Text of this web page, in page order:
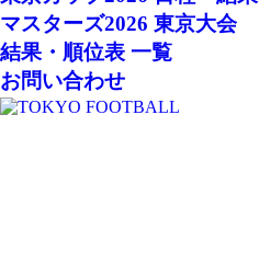
マスターズ2026 東京大会
結果・順位表 一覧
お問い合わせ